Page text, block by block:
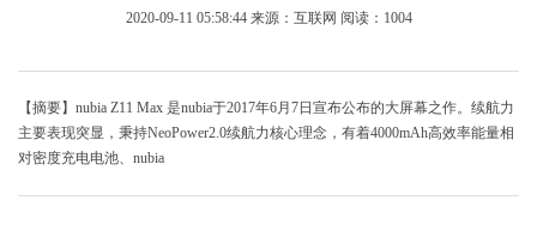
2020-09-11 05:58:44 来源：互联网 阅读：1004
【摘要】nubia Z11 Max 是nubia于2017年6月7日宣布公布的大屏幕之作。续航力
主要表现突显，秉持NeoPower2.0续航力核心理念，有着4000mAh高效率能量相
对密度充电电池、nubia